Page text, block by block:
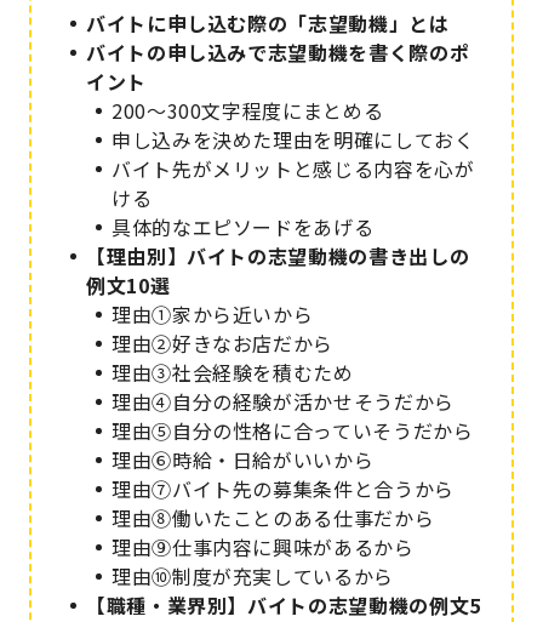
バイトに申し込む際の「志望動機」とは
バイトの申し込みで志望動機を書く際のポ
イント
200～300文字程度にまとめる
申し込みを決めた理由を明確にしておく
バイト先がメリットと感じる内容を心が
ける
具体的なエピソードをあげる
【理由別】バイトの志望動機の書き出しの
例文10選
理由①家から近いから
理由②好きなお店だから
理由③社会経験を積むため
理由④自分の経験が活かせそうだから
理由⑤自分の性格に合っていそうだから
理由⑥時給・日給がいいから
理由⑦バイト先の募集条件と合うから
理由⑧働いたことのある仕事だから
理由⑨仕事内容に興味があるから
理由⑩制度が充実しているから
【職種・業界別】バイトの志望動機の例文5